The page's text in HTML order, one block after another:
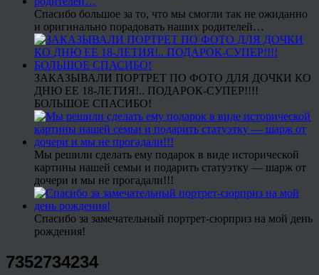
Спасибо большое за то, что мы смогли так не ожиданно
и оригинально порадовать наших родителей…
ЗАКАЗЫВАЛИ ПОРТРЕТ ПО ФОТО ДЛЯ ДОЧКИ КО
ДНЮ ЕЕ 18-ЛЕТИЯ!.. ПОДАРОК-СУПЕР!!!!
БОЛЬШОЕ СПАСИБО!
Мы решили сделать ему подарок в виде исторической
картины нашей семьи и подарить статуэтку — шарж от
дочери и мы не прогадали!!!
Спасибо за замечательный портрет-сюрприз на мой день
рождения!
7352734234